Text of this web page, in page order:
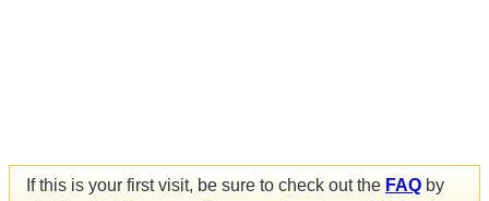
If this is your first visit, be sure to check out the FAQ by